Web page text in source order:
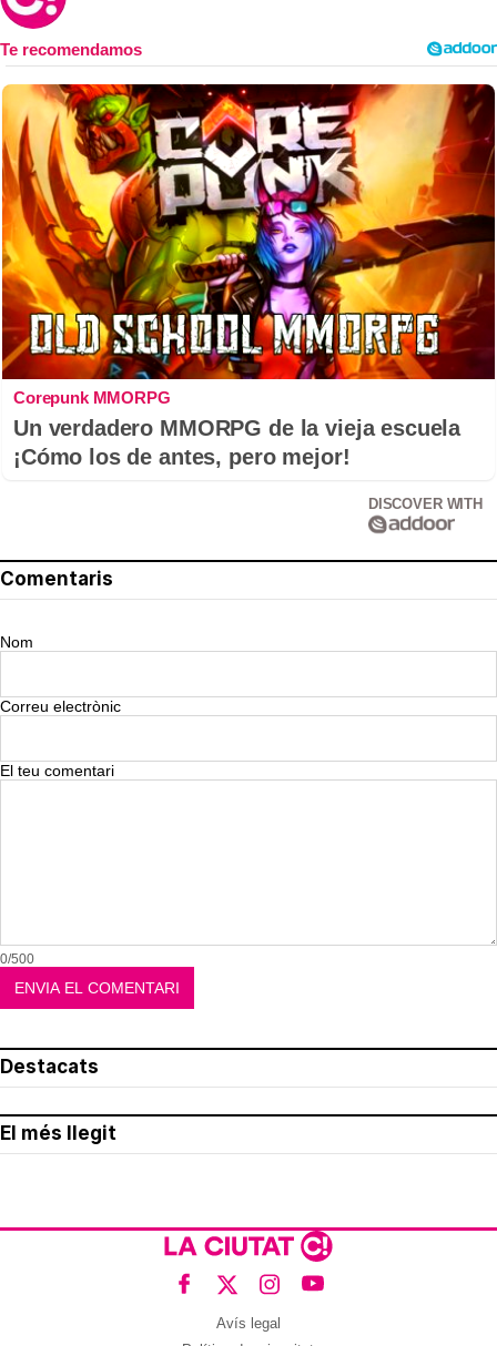
Corepunk MMORPG
Un verdadero MMORPG de la vieja escuela
¡Cómo los de antes, pero mejor!
DISCOVER WITH
Comentaris
Nom
Correu electrònic
El teu comentari
0/500
Destacats
El més llegit
Avís legal